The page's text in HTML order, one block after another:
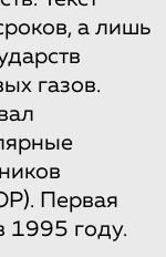
а лишь
газов.
Первая
1995 году.